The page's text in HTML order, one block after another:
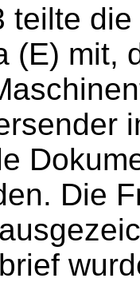
die
(E) mit,
Die